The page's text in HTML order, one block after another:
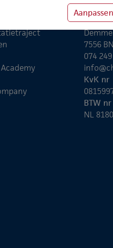
7556
074
KvK nr
BTW nr
NL
Aanpassen